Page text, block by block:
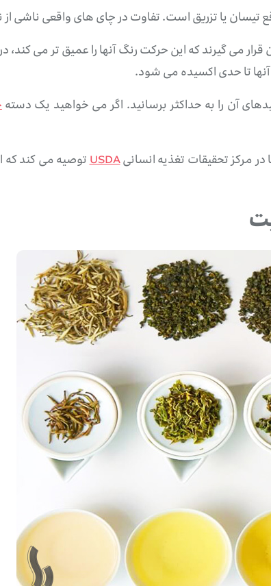
تیسان یا تزریق است. تفاوت در چای های واقعی ناشی
گیرند که این حرکت رنگ آنها را عمیق تر می کند،
تا حدی اکسیده می شود.
آن را به حداکثر برسانید. اگر می خواهید یک دسته
در مرکز تحقیقات تغذیه انسانیUSDA